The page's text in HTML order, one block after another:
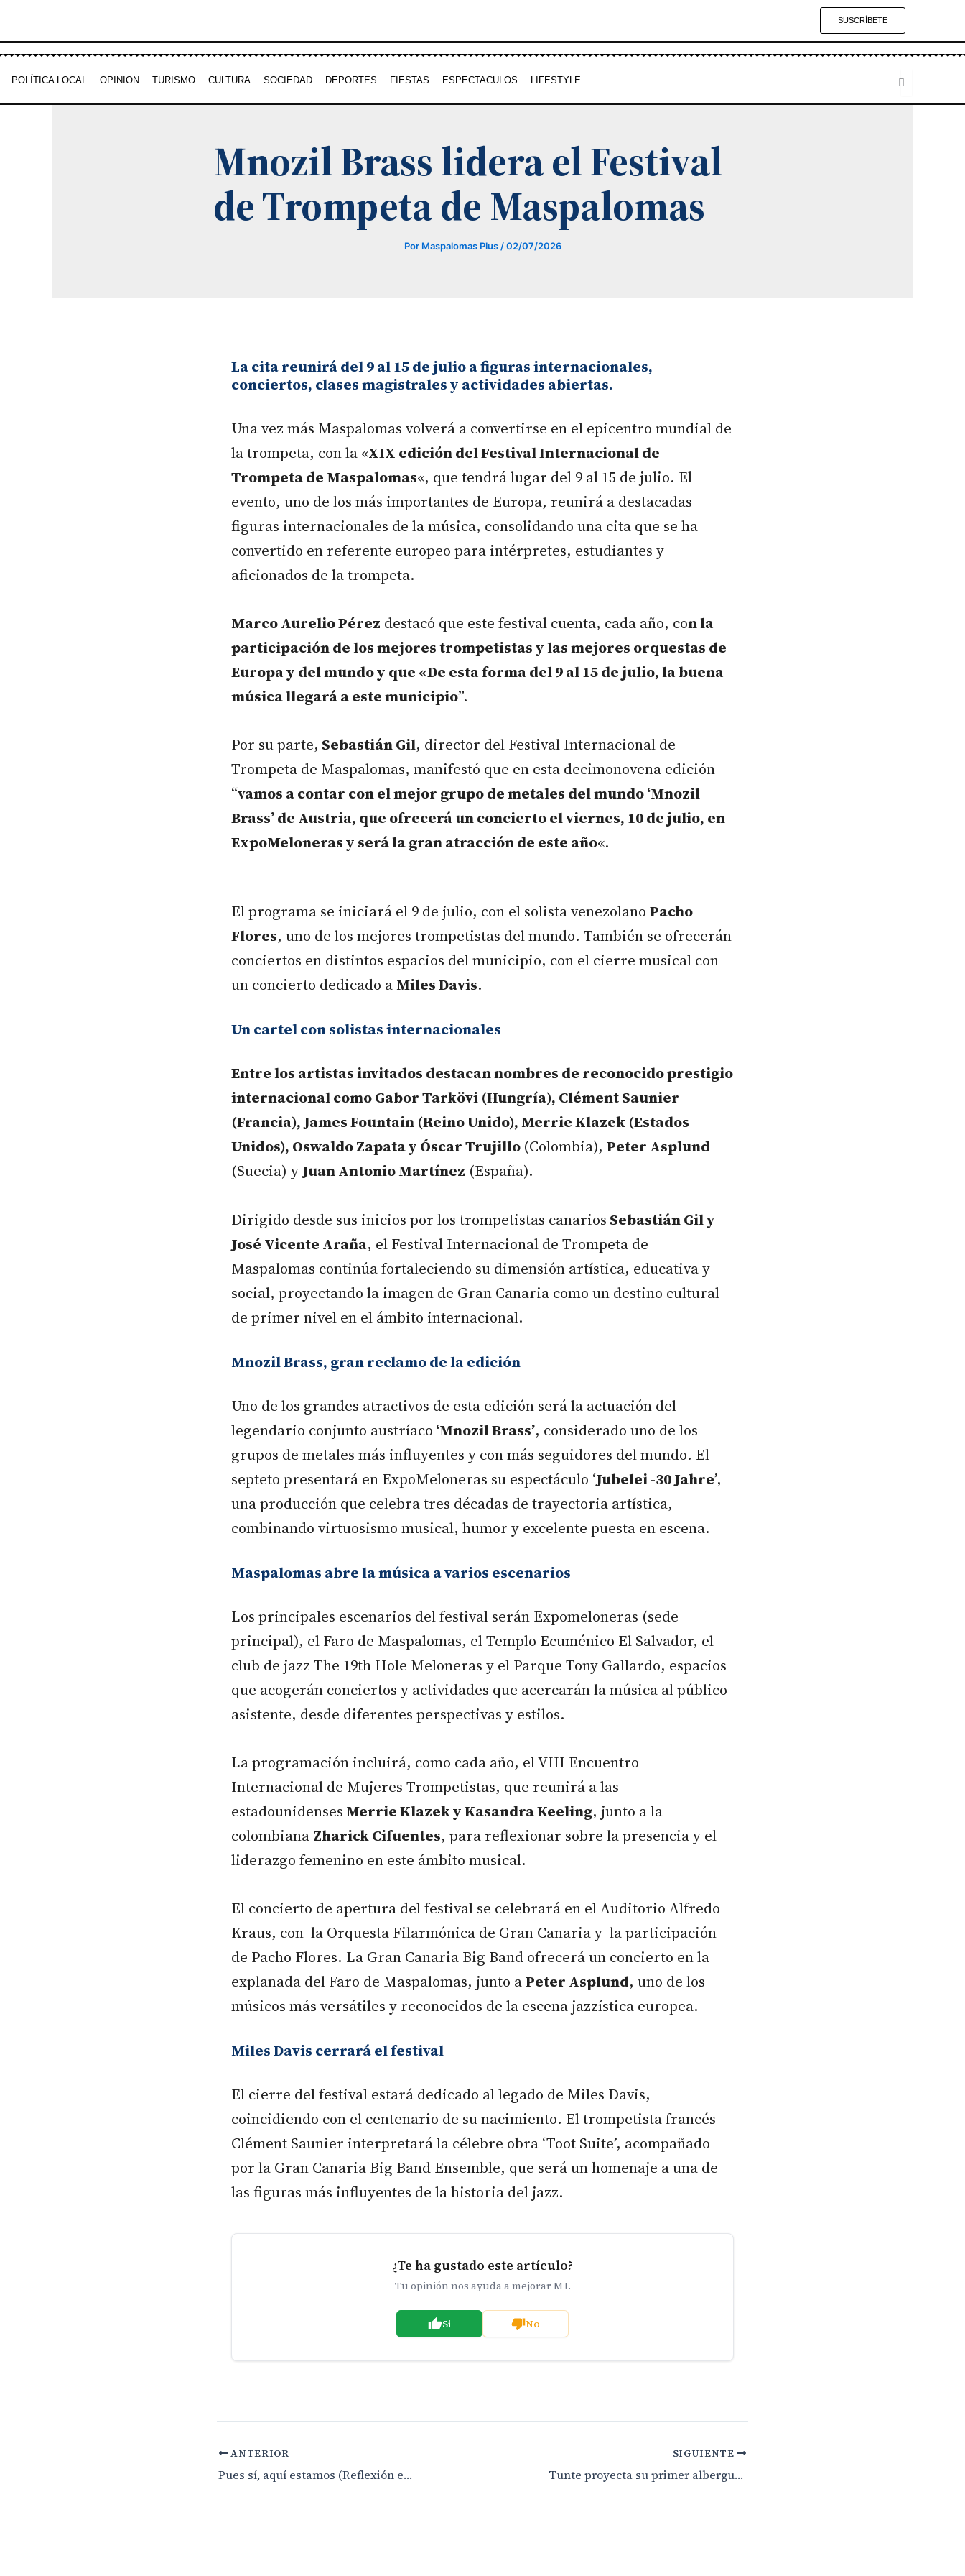
contenido
SUSCRÍBETE
POLÍTICA LOCAL OPINION TURISMO CULTURA SOCIEDAD DEPORTES FIESTAS ESPECTACULOS LIFESTYLE
Mnozil Brass lidera el Festival
de Trompeta de Maspalomas
Por Maspalomas Plus /02/07/2026
La cita reunirá del 9 al 15 de julio a figuras internacionales,
conciertos, clases magistrales y actividades abiertas.
Una vez más Maspalomas volverá a convertirse en el epicentro mundial de
la trompeta, con la «XIX edición del Festival Internacional de
Trompeta de Maspalomas«, que tendrá lugar del 9 al 15 de julio. El
evento, uno de los más importantes de Europa, reunirá a destacadas
figuras internacionales de la música, consolidando una cita que se ha
convertido en referente europeo para intérpretes, estudiantes y
aficionados de la trompeta.
Marco Aurelio Pérez destacó que este festival cuenta, cada año, con la
participación de los mejores trompetistas y las mejores orquestas de
Europa y del mundo y que «De esta forma del 9 al 15 de julio, la buena
música llegará a este municipio”.
Por su parte, Sebastián Gil, director del Festival Internacional de
Trompeta de Maspalomas, manifestó que en esta decimonovena edición
“vamos a contar con el mejor grupo de metales del mundo ‘Mnozil
Brass’ de Austria, que ofrecerá un concierto el viernes, 10 de julio, en
ExpoMeloneras y será la gran atracción de este año«.
El programa se iniciará el 9 de julio, con el solista venezolano Pacho
Flores, uno de los mejores trompetistas del mundo. También se ofrecerán
conciertos en distintos espacios del municipio, con el cierre musical con
un concierto dedicado aMiles Davis.
Un cartel con solistas internacionales
Entre los artistas invitados destacan nombres de reconocido prestigio
internacional como Gabor Tarkövi (Hungría), Clément Saunier
(Francia), James Fountain (Reino Unido), Merrie Klazek (Estados
Unidos), Oswaldo Zapata y Óscar Trujillo (Colombia), Peter Asplund
(Suecia) yJuan Antonio Martínez (España).
Dirigido desde sus inicios por los trompetistas canarios Sebastián Gil y
José Vicente Araña, el Festival Internacional de Trompeta de
Maspalomas continúa fortaleciendo su dimensión artística, educativa y
social, proyectando la imagen de Gran Canaria como un destino cultural
de primer nivel en el ámbito internacional.
Mnozil Brass, gran reclamo de la edición
Uno de los grandes atractivos de esta edición será la actuación del
legendario conjunto austríaco ‘Mnozil Brass’, considerado uno de los
grupos de metales más influyentes y con más seguidores del mundo. El
septeto presentará en ExpoMeloneras su espectáculo ‘Jubelei -30 Jahre’,
una producción que celebra tres décadas de trayectoria artística,
combinando virtuosismo musical, humor y excelente puesta en escena.
Maspalomas abre la música a varios escenarios
Los principales escenarios del festival serán Expomeloneras (sede
principal), el Faro de Maspalomas, el Templo Ecuménico El Salvador, el
club de jazz The 19th Hole Meloneras y el Parque Tony Gallardo, espacios
que acogerán conciertos y actividades que acercarán la música al público
asistente, desde diferentes perspectivas y estilos.
La programación incluirá, como cada año, el VIII Encuentro
Internacional de Mujeres Trompetistas, que reunirá a las
estadounidensesMerrie Klazek y Kasandra Keeling, junto a la
colombiana Zharick Cifuentes, para reflexionar sobre la presencia y el
liderazgo femenino en este ámbito musical.
El concierto de apertura del festival se celebrará en el Auditorio Alfredo
Kraus, con la Orquesta Filarmónica de Gran Canaria y la participación
de Pacho Flores. La Gran Canaria Big Band ofrecerá un concierto en la
explanada del Faro de Maspalomas, junto aPeter Asplund, uno de los
músicos más versátiles y reconocidos de la escena jazzística europea.
Miles Davis cerrará el festival
El cierre del festival estará dedicado al legado de Miles Davis,
coincidiendo con el centenario de su nacimiento. El trompetista francés
Clément Saunier interpretará la célebre obra ‘Toot Suite’, acompañado
por la Gran Canaria Big Band Ensemble, que será un homenaje a una de
las figuras más influyentes de la historia del jazz.
¿Te ha gustado este artículo?
Tu opinión nos ayuda a mejorar M+.
Si No
ANTERIOR
Pues sí, aquí estamos (Reflexión en una tarde de verano)
SIGUIENTE
Tunte proyecta su primer albergue de peregrinos como eje estratégico del Jacobeo 2027